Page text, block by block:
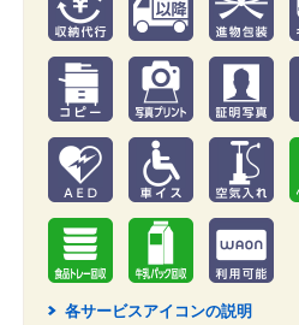
2 各サービスアイコンの説明